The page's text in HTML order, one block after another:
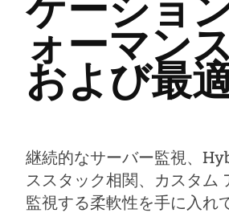
ケーショ
ォーマン
および最
継続的なサーバー監視、
ススタック相関、カスタム
監視する柔軟性を手に入れ